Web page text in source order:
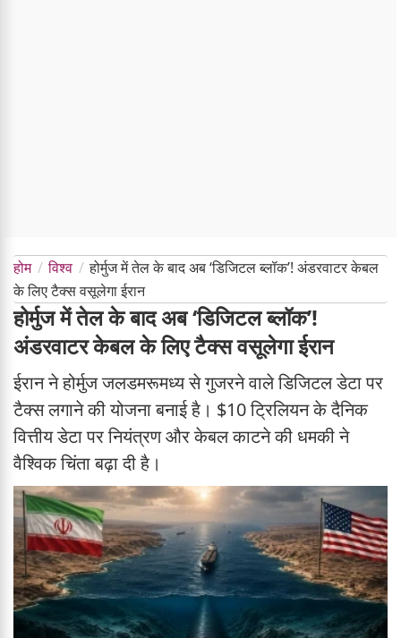
होम विश्व
होर्मुज में तेल के बाद अब ‘डिजिटल ब्लॉक’! अंडरवाटर केबल
के लिए टैक्स वसूलेगा ईरान
होर्मुज में तेल के बाद अब ‘डिजिटल ब्लॉक’!
अंडरवाटर केबल के लिए टैक्स वसूलेगा ईरान
ईरान ने होर्मुज जलडमरूमध्य से गुजरने वाले डिजिटल डेटा पर
टैक्स लगाने की योजना बनाई है। $10 ट्रिलियन के दैनिक
वित्तीय डेटा पर नियंत्रण और केबल काटने की धमकी ने
वैश्विक चिंता बढ़ा दी है।